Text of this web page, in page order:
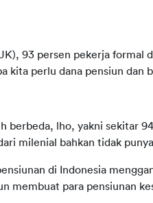
93 persen pekerja formal
kita perlu dana pensiun dan
berbeda, lho, yakni sekitar
milenial bahkan tidak
di Indonesia
membuat para pensiunan